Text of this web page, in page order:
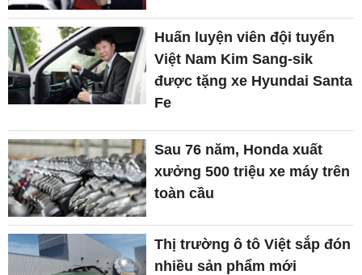
Huấn luyện viên đội tuyển
Việt Nam Kim Sang-sik
được tặng xe Hyundai Santa
Fe
Sau 76 năm, Honda xuất
xưởng 500 triệu xe máy trên
toàn cầu
Thị trường ô tô Việt sắp đón
nhiều sản phẩm mới